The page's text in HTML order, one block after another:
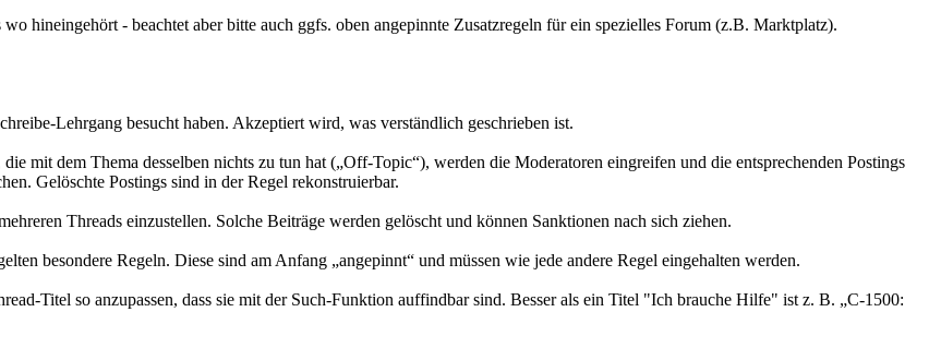
hineingehört - beachtet aber bitte auch ggfs. oben angepinnte Zusatzregeln für ein spezielles Forum (z.B. Marktplatz).
Lehrgang besucht haben. Akzeptiert wird, was verständlich geschrieben ist.
mit dem Thema desselben nichts zu tun hat („Off-Topic“), werden die Moderatoren eingreifen und die entsprechenden Postings
Gelöschte Postings sind in der Regel rekonstruierbar.
Threads einzustellen. Solche Beiträge werden gelöscht und können Sanktionen nach sich ziehen.
besondere Regeln. Diese sind am Anfang „angepinnt“ und müssen wie jede andere Regel eingehalten werden.
Titel so anzupassen, dass sie mit der Such-Funktion auffindbar sind. Besser als ein Titel "Ich brauche Hilfe" ist z. B. „C-1500: